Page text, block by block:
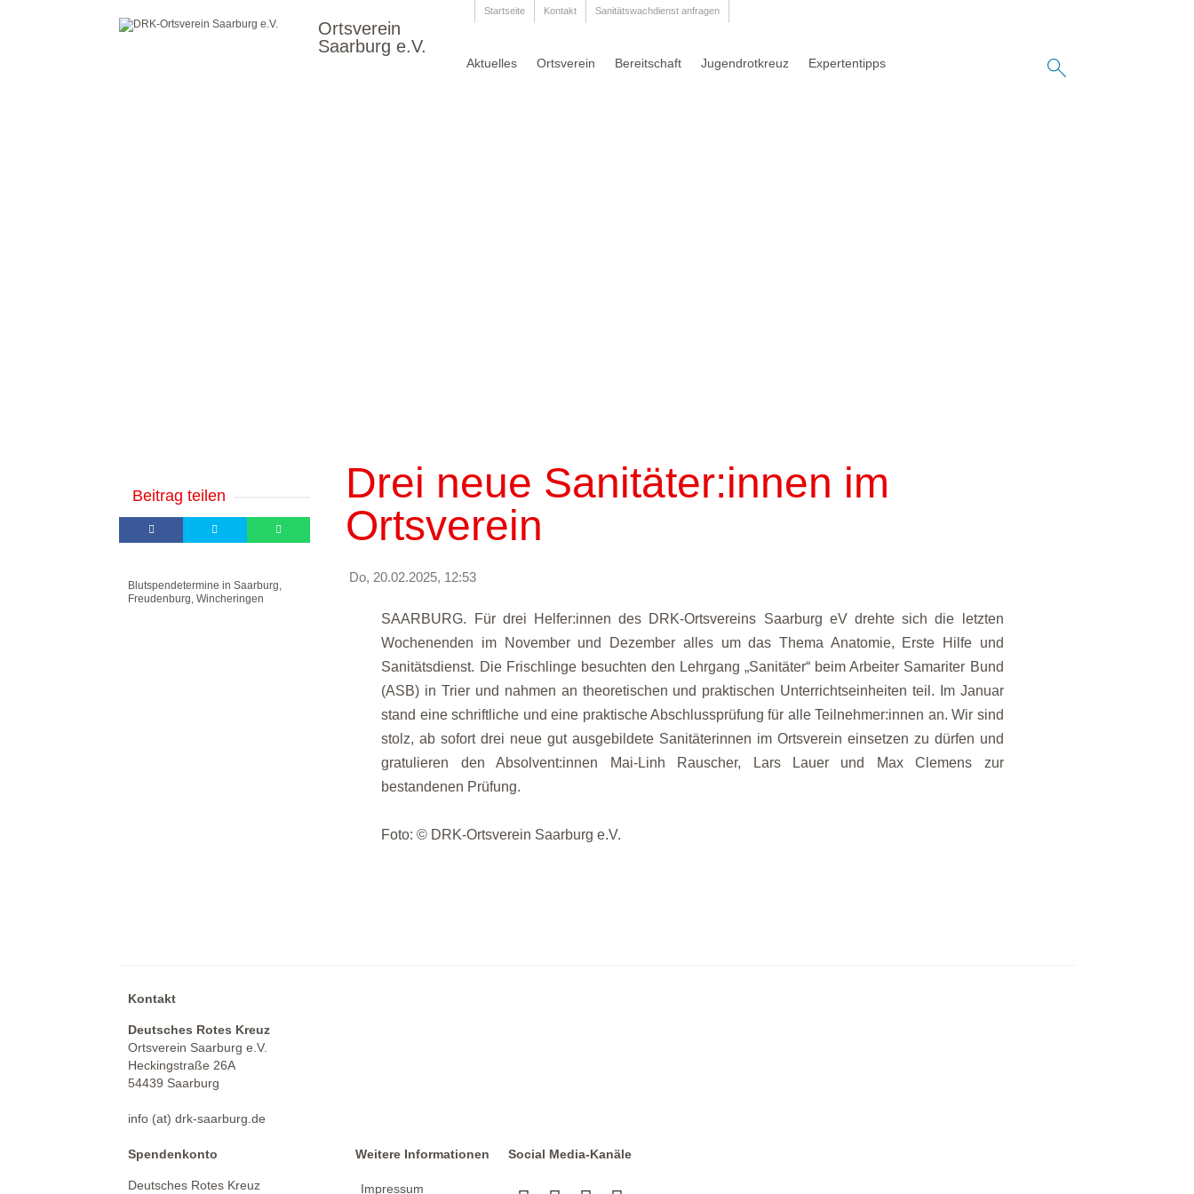
Ortsverein
Saarburg e.V.
Startseite Kontakt Sanitätswachdienst anfragen
Aktuelles Ortsverein Bereitschaft Jugendrotkreuz Expertentipps
Drei neue Sanitäter:innen im
Ortsverein
Do, 20.02.2025, 12:53
SAARBURG. Für drei Helfer:innen des DRK-Ortsvereins Saarburg eV drehte sich die letzten
Wochenenden im November und Dezember alles um das Thema Anatomie, Erste Hilfe und
Sanitätsdienst. Die Frischlinge besuchten den Lehrgang „Sanitäter“ beim Arbeiter Samariter Bund
(ASB) in Trier und nahmen an theoretischen und praktischen Unterrichtseinheiten teil. Im Januar
stand eine schriftliche und eine praktische Abschlussprüfung für alle Teilnehmer:innen an. Wir sind
stolz, ab sofort drei neue gut ausgebildete Sanitäterinnen im Ortsverein einsetzen zu dürfen und
gratulieren den Absolvent:innen Mai-Linh Rauscher, Lars Lauer und Max Clemens zur
bestandenen Prüfung.
Foto: © DRK-Ortsverein Saarburg e.V.
Beitrag teilen
Blutspendetermine in Saarburg,
Freudenburg, Wincheringen
Kontakt
Deutsches Rotes Kreuz
Ortsverein Saarburg e.V.
Heckingstraße 26A
54439 Saarburg
info (at) drk-saarburg.de
Spendenkonto
Deutsches Rotes Kreuz
Weitere Informationen
Impressum
Social Media-Kanäle